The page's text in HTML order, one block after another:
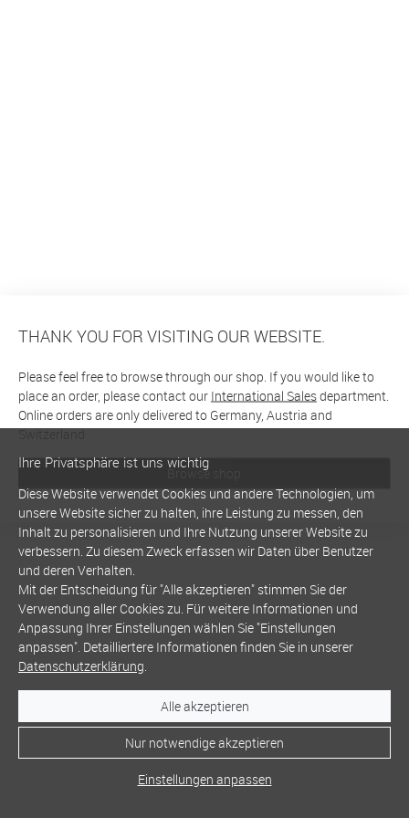
THANK YOU FOR VISITING OUR WEBSITE.
Please feel free to browse through our shop. If you would like to
place an order, please contact our International Salesdepartment.
Online orders are only delivered to Germany, Austria and
Switzerland
Browse shop
Ihre Privatsphäre ist uns wichtig
Diese Website verwendet Cookies und andere Technologien, um
unsere Website sicher zu halten, ihre Leistung zu messen, den
Inhalt zu personalisieren und Ihre Nutzung unserer Website zu
verbessern. Zu diesem Zweck erfassen wir Daten über Benutzer
und deren Verhalten.
Mit der Entscheidung für "Alle akzeptieren" stimmen Sie der
Verwendung aller Cookies zu. Für weitere Informationen und
Anpassung Ihrer Einstellungen wählen Sie "Einstellungen
anpassen". Detailliertere Informationen finden Sie in unserer
Datenschutzerklärung.
Alle akzeptieren
Nur notwendige akzeptieren
Einstellungen anpassen